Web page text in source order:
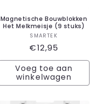
Magnetische Bouwblokken
Het Melkmeisje (9 stuks)
Verkoper:
SMARTEK
Normale
prijs
€12,95
Voeg toe aan
winkelwagen